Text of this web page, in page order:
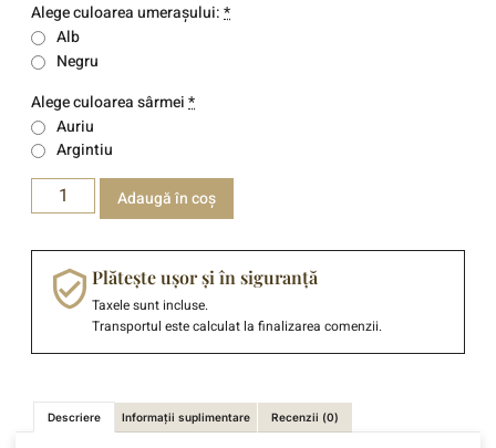
Alege culoarea umerașului:*
Alb
Negru
Alege culoarea sârmei*
Auriu
Argintiu
Adaugă în coș
Plătește ușor și în siguranță
Taxele sunt incluse.
Transportul este calculat la finalizarea comenzii.
Descriere Informații suplimentare Recenzii (0)